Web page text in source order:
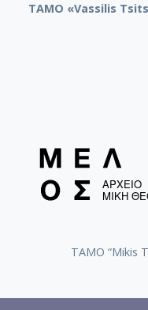
TAMO «Vassilis
TAMO “Mikis